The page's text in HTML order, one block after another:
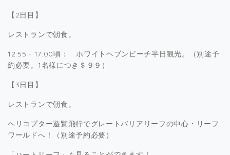
【2日目】
レストランで朝食。
12:55 - 17:00頃： ホワイトヘブンビーチ半日観光。（別途予
約必要。1名様につき＄９９）
【3日目】
レストランで朝食。
ヘリコプター遊覧飛行でグレートバリアリーフの中心・リーフ
ワールドへ！（別途予約必要）